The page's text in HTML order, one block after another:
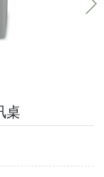
桌